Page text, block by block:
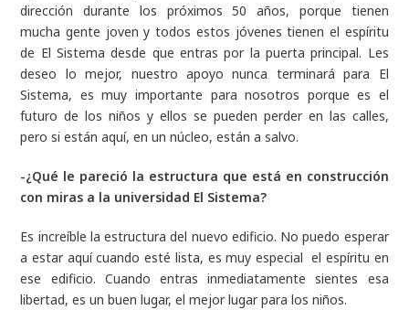
dirección durante los próximos 50 años, porque tienen
mucha gente joven y todos estos jóvenes tienen el espíritu
de El Sistema desde que entras por la puerta principal. Les
deseo lo mejor, nuestro apoyo nunca terminará para El
Sistema, es muy importante para nosotros porque es el
futuro de los niños y ellos se pueden perder en las calles,
pero si están aquí, en un núcleo, están a salvo.
-¿Qué le pareció la estructura que está en construcción
con miras a la universidad El Sistema?
Es increíble la estructura del nuevo edificio. No puedo esperar
a estar aquí cuando esté lista, es muy especial el espíritu en
ese edificio. Cuando entras inmediatamente sientes esa
libertad, es un buen lugar, el mejor lugar para los niños.